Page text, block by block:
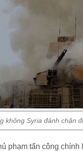
không Syria đánh chặn
phạm tấn công